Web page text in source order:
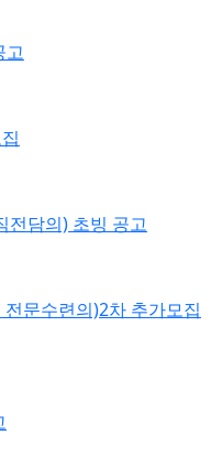
고
전담의) 초빙 공고
문수련의)2차 추가모집